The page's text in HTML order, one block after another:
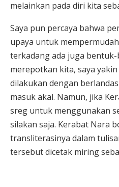
melainkan pada diri kita
Saya pun percaya bahwa
upaya untuk
terkadang ada juga
merepotkan kita, saya
dilakukan dengan
masuk akal. Namun, jika
sreg untuk menggunakan
silakan saja. Kerabat Nara
transliterasinya dalam
tersebut dicetak miring